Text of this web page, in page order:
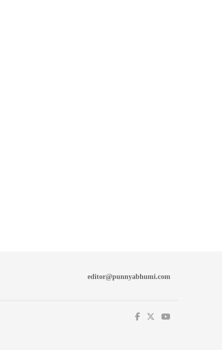
editor@punnyabhumi.com